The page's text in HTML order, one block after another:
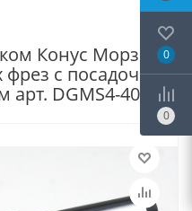
Конус Морзе 4
фрез с посадочным
DGMS4-40
0
0